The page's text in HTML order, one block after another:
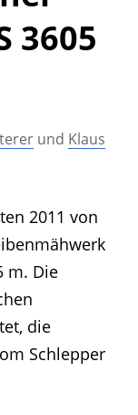
3605
und Klaus
2011 von
m. Die
die
Schlepper